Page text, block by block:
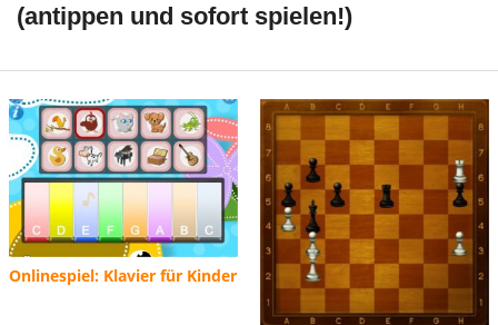
(antippen und sofort spielen!)
Onlinespiel: Klavier für Kinder